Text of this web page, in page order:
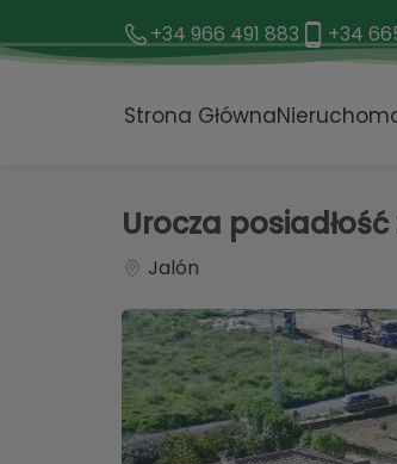
+34 966 491 883 +34
Strona Główna
Urocza
Jalón
1 / 32